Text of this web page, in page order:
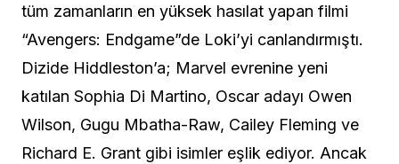
tüm zamanların en yüksek hasılat yapan filmi
“Avengers: Endgame”de Loki’yi canlandırmıştı.
Dizide Hiddleston’a; Marvel evrenine yeni
katılan Sophia Di Martino, Oscar adayı Owen
Wilson, Gugu Mbatha-Raw, Cailey Fleming ve
Richard E. Grant gibi isimler eşlik ediyor. Ancak